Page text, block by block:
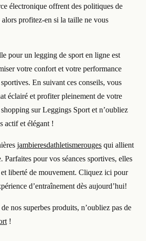
électronique offrent des politiques de
alors profitez-en si la taille ne vous
pour un legging de sport en ligne est
votre confort et votre performance
En suivant ces conseils, vous
éclairé et profiter pleinement de votre
sur Leggings Sport et n’oubliez
actif et élégant !
jambieresdathletismerouges qui allient
Parfaites pour vos séances sportives, elles
liberté de mouvement. Cliquez ici pour
d’entraînement dès aujourd’hui!
nos superbes produits, n’oubliez pas de
!